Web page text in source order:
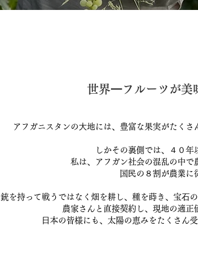
世界⼀フルーツが美
アフガニスタンの⼤地には、豊富な果実がたく
しかその裏側では、４０年
私は、アフガン社会の混乱の中で
国⺠の８割が農業に
銃を持って戦うではなく畑を耕し、種を蒔き、宝⽯
農家さんと直接契約し、現地の適正
⽇本の皆様にも、太陽の恵みをたくさん